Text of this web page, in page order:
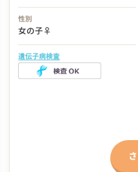
性別
女の子♀
遺伝子病検査